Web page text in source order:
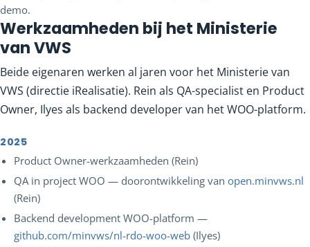
demo.
Werkzaamheden bij het Ministerie
van VWS
Beide eigenaren werken al jaren voor het Ministerie van
VWS (directie iRealisatie). Rein als QA-specialist en Product
Owner, Ilyes als backend developer van het WOO-platform.
2025
Product Owner-werkzaamheden (Rein)
QA in project WOO — doorontwikkeling van open.minvws.nl
(Rein)
Backend development WOO-platform —
github.com/minvws/nl-rdo-woo-web (Ilyes)